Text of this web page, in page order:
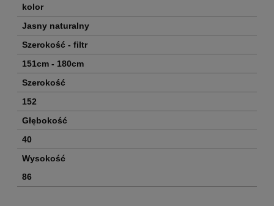
kolor
Jasny naturalny
Szerokość - filtr
151cm - 180cm
Szerokość
152
Głębokość
40
Wysokość
86